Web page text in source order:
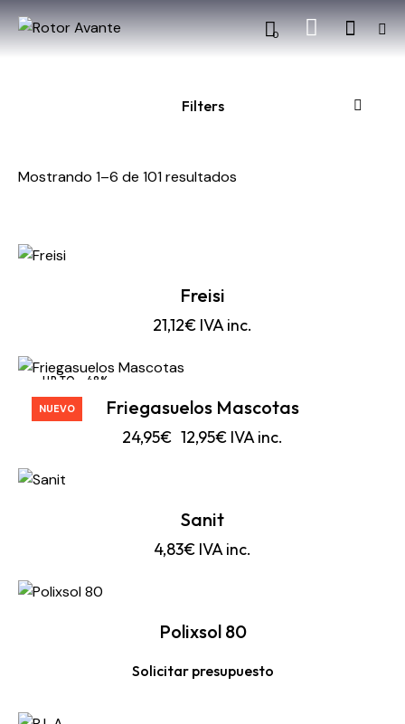
0
Mostrando 1–6 de 101 resultados
Freisi
21,12€ IVA inc.
NUEVO
UP TO - 48%
Friegasuelos Mascotas
24,95€ 12,95€ IVA inc.
Sanit
4,83€ IVA inc.
Polixsol 80
Solicitar presupuesto
Filters